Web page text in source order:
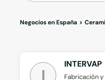
Negocios en España
I
INTERVAP
Fabricación